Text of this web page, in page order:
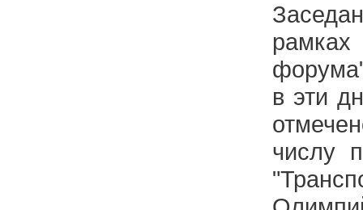
рамках
в эти
числу